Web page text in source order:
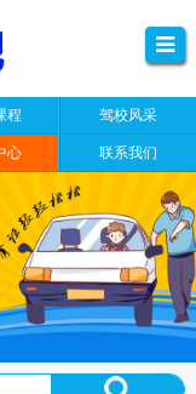
程 驾校风采
心 联系我们